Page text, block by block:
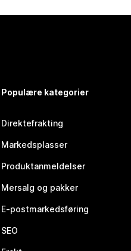
Populære kategorier
Direktefrakting
Markedsplasser
Produktanmeldelser
Mersalg og pakker
E-postmarkedsføring
SEO